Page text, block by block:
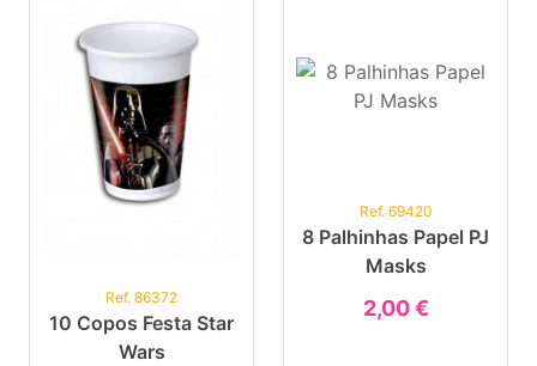
Ref. 86372
10 Copos Festa Star
Wars
Ref. 69420
8 Palhinhas Papel PJ
Masks
2,00 €